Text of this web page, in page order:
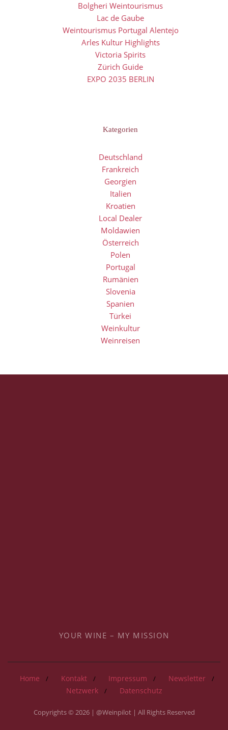
Bolgheri Weintourismus
Lac de Gaube
Weintourismus Portugal Alentejo
Arles Kultur Highlights
Victoria Spirits
Zürich Guide
EXPO 2035 BERLIN
Kategorien
Deutschland
Frankreich
Georgien
Italien
Kroatien
Local Dealer
Moldawien
Österreich
Polen
Portugal
Rumänien
Slovenia
Spanien
Türkei
Weinkultur
Weinreisen
YOUR WINE – MY MISSION
Home Kontakt Impressum
Newsletter
Netzwerk
Datenschutz
Copyrights © 2026 | @Weinpilot | All Rights Reserved